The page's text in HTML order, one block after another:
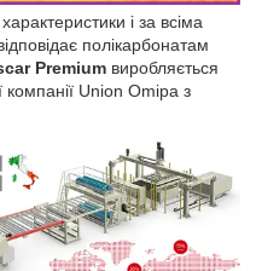
і за всіма
полікарбонатам
Premium виробляється
компанії Union Omipa з